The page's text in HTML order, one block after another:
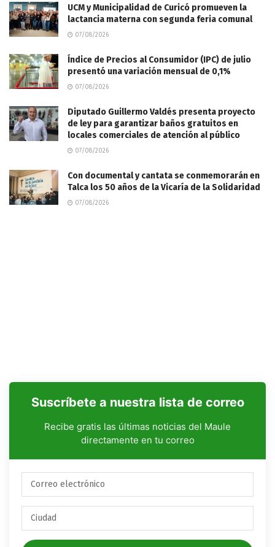
UCM y Municipalidad de Curicó promueven la
lactancia materna con segunda feria comunal
07/08/2026
Índice de Precios al Consumidor (IPC) de julio
presentó una variación mensual de 0,1%
07/08/2026
Diputado Guillermo Valdés presenta proyecto
de ley para garantizar baños gratuitos en
locales comerciales de atención al público
07/08/2026
Con documental y cantata se conmemorarán en
Talca los 50 años de la Vicaría de la Solidaridad
07/08/2026
Suscríbete a nuestra lista de correo
Recibe gratis las últimas noticias del Maule
directamente en tu correo